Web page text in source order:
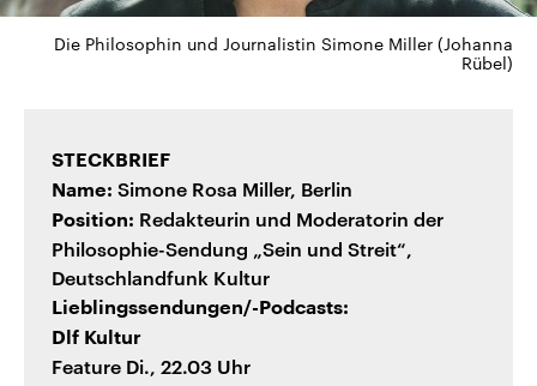
Die Philosophin und Journalistin Simone Miller (Johanna
Rübel)
STECKBRIEF
Name: Simone Rosa Miller, Berlin
Position: Redakteurin und Moderatorin der
Philosophie-Sendung „Sein und Streit“,
Deutschlandfunk Kultur
Lieblingssendungen/-Podcasts:
Dlf Kultur
Feature Di., 22.03 Uhr